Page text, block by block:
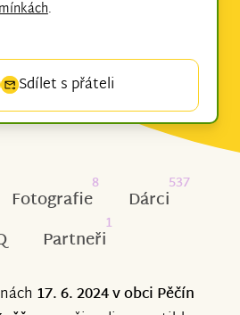
.
Sdílet s přáteli
Fotografie
8
Dárci
537
Partneři
1
17. 6. 2024 v obci Pěčín